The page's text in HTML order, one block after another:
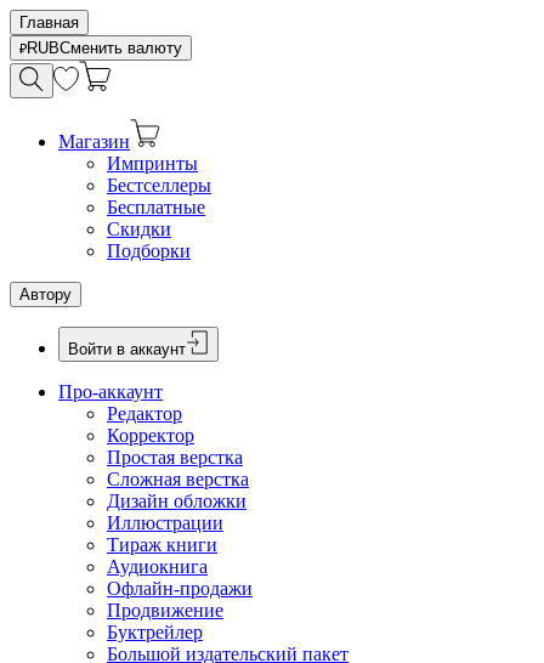
Главная
RUBСменить валюту
Магазин
Импринты
Бестселлеры
Бесплатные
Скидки
Подборки
Автору
Войти в аккаунт
Про-аккаунт
Редактор
Корректор
Простая верстка
Сложная верстка
Дизайн обложки
Иллюстрации
Тираж книги
Аудиокнига
Офлайн-продажи
Продвижение
Буктрейлер
Большой издательский пакет